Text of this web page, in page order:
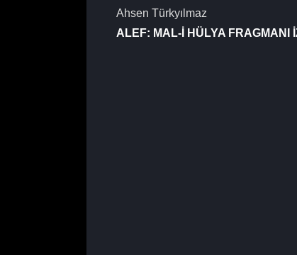
Ahsen Türkyılmaz
ALEF: MAL-İ HÜLYA FRAGMANI